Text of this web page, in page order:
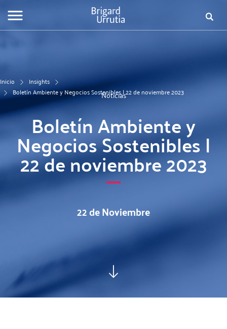
de
Inicio
Insights
Boletín Ambiente y Negocios Sostenibles | 22 de noviembre 2023
Noticias
Boletín Ambiente y
Negocios Sostenibles |
22 de noviembre 2023
22 de Noviembre